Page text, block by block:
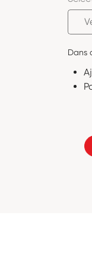
Dans